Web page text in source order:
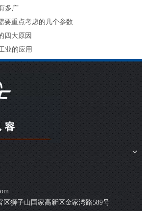
多广
要重点考虑的几个参数
四大原因
业的应用
区狮子山国家高新区金家湾路589号